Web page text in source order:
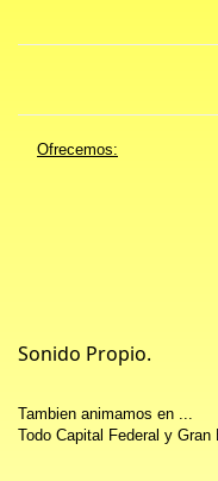
Ofrecemos:
Sonido Propio.
Tambien animamos en ...
Todo Capital Federal y